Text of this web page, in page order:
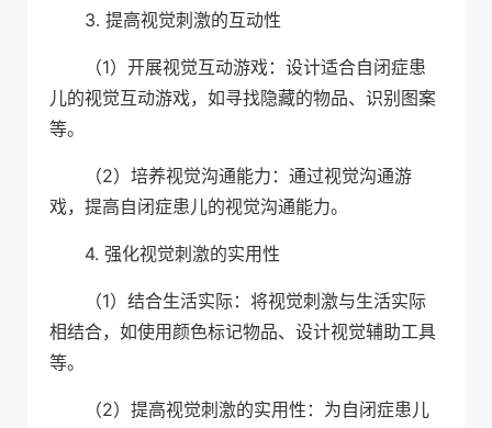
3. 提高视觉刺激的互动性
（1）开展视觉互动游戏：设计适合自闭症患
儿的视觉互动游戏，如寻找隐藏的物品、识别图案
等。
（2）培养视觉沟通能力：通过视觉沟通游
戏，提高自闭症患儿的视觉沟通能力。
4. 强化视觉刺激的实用性
（1）结合生活实际：将视觉刺激与生活实际
相结合，如使用颜色标记物品、设计视觉辅助工具
等。
（2）提高视觉刺激的实用性：为自闭症患儿